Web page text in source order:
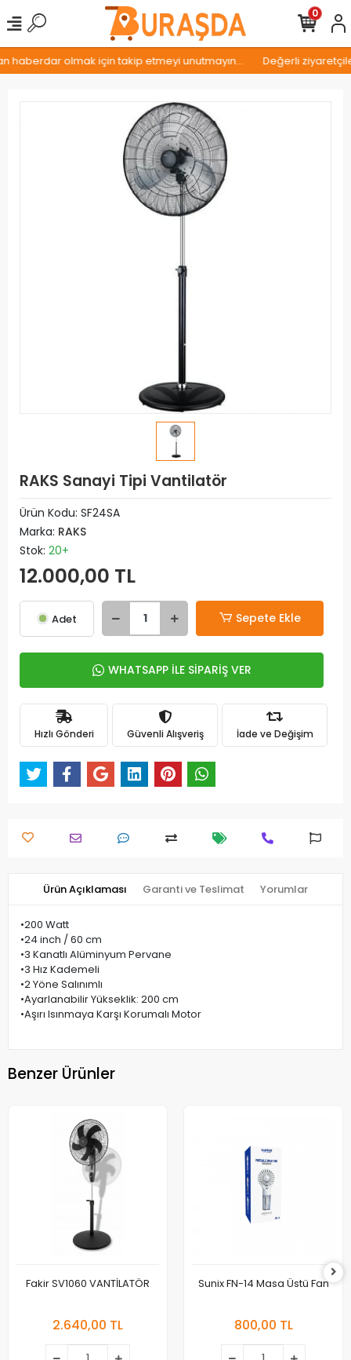
olmak için takip etmeyi unutmayın... Değerli
0
RAKS Sanayi Tipi Vantilatör
Ürün Kodu: SF24SA
Marka: RAKS
Stok: 20+
12.000,00 TL
Adet Sepete Ekle
WHATSAPP İLE SİPARİŞ VER
Hızlı Gönderi Güvenli Alışveriş İade ve Değişim
Ürün Açıklaması Garanti ve Teslimat Yorumlar
•200 Watt
•24 inch / 60 cm
•3 Kanatlı Alüminyum Pervane
•3 Hız Kademeli
•2 Yöne Salınımlı
•Ayarlanabilir Yükseklik: 200 cm
•Aşırı Isınmaya Karşı Korumalı Motor
Benzer Ürünler
Fakir SV1060 VANTİLATÖR
2.640,00 TL
Sunix FN-14 Masa Üstü Fan
800,00 TL